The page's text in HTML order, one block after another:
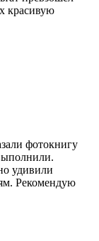
красивую
фотокнигу
удивили
Рекомендую